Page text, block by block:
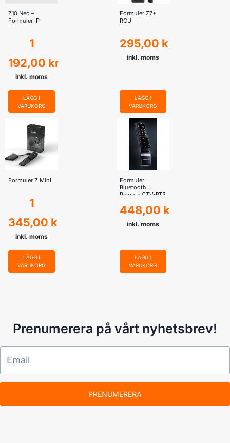
Z10 Neo –
Formuler IP
1
192,00 kr
inkl. moms
LÄGG I
VARUKORG
Formuler Z7+
RCU
295,00 kr
inkl. moms
LÄGG I
VARUKORG
Formuler Z Mini
1
345,00 kr
inkl. moms
LÄGG I
VARUKORG
Formuler
Bluetooth
Remote GTV-BT3
448,00 kr
inkl. moms
LÄGG I
VARUKORG
Prenumerera på vårt nyhetsbrev!
PRENUMERERA